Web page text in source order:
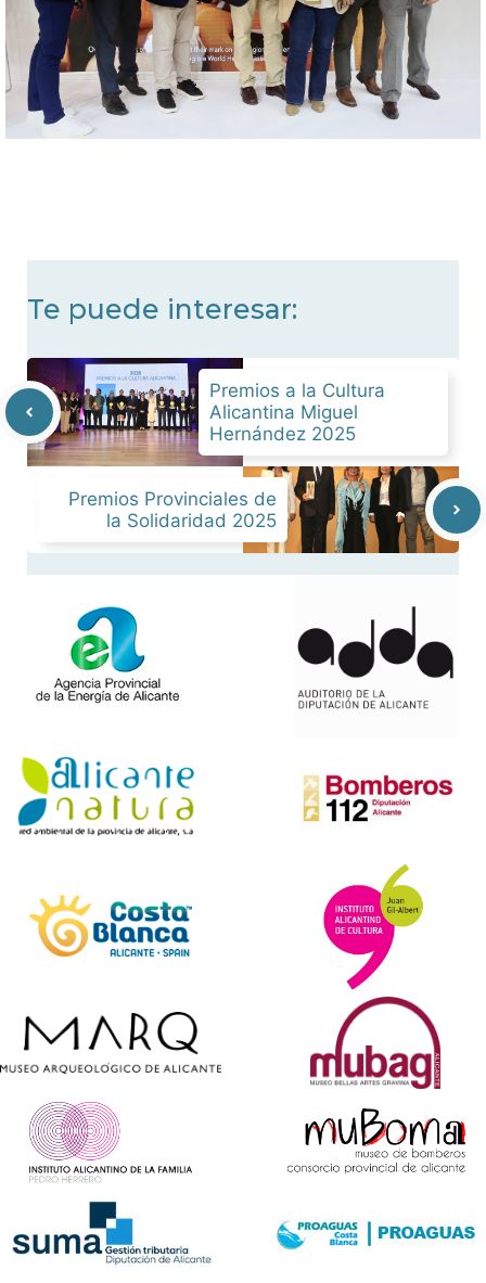
Te puede interesar:
Premios a la Cultura
Alicantina Miguel
Hernández 2025
Premios Provinciales de
la Solidaridad 2025